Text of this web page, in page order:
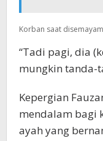
Korban saat
“Tadi pagi, dia
mungkin tanda-
Kepergian
mendalam bagi
ayah yang